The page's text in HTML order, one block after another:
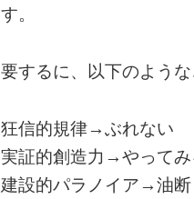
す。
要するに、以下のような
狂信的規律→ぶれない
実証的創造力→やってみ
建設的パラノイア→油